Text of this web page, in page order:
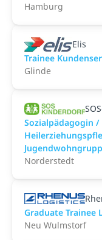
Hamburg
Elis
Trainee
Glinde
Sozialpädagogin
Norderstedt
Graduate
Neu Wulmstorf